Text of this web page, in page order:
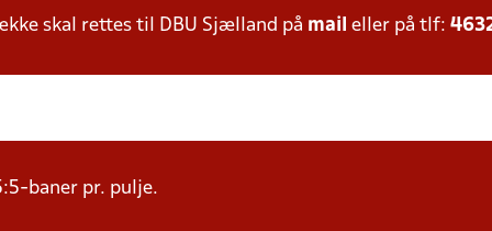
skal rettes til DBU Sjælland på mail eller på tlf:
baner pr. pulje.